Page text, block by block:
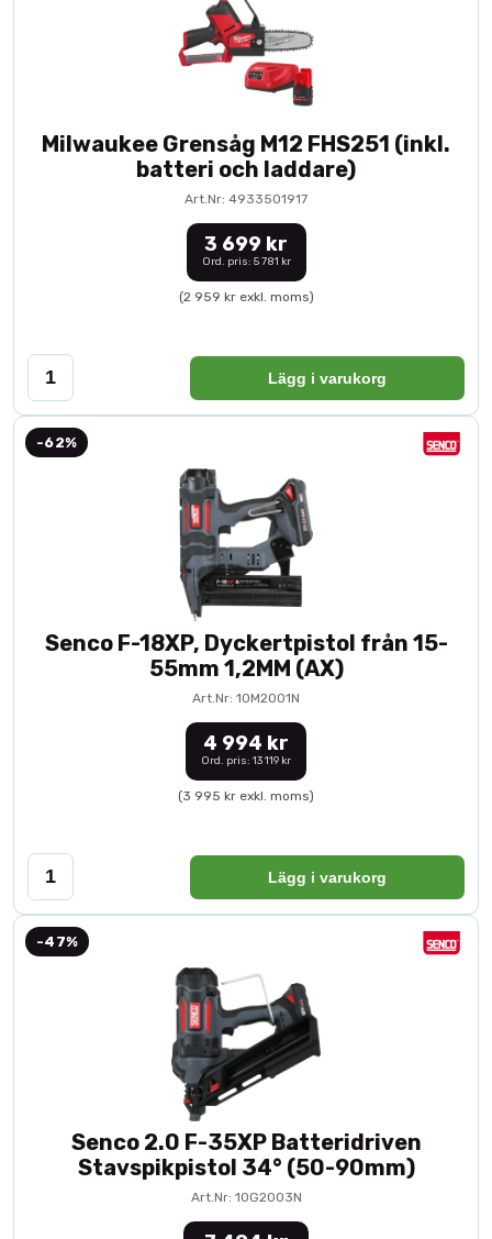
Milwaukee Grensåg M12 FHS251 (inkl.
batteri och laddare)
Art.Nr: 4933501917
3 699 kr
Ord. pris: 5 781 kr
(2 959 kr exkl. moms)
Lägg i varukorg
-62%
Senco F-18XP, Dyckertpistol från 15-
55mm 1,2MM (AX)
Art.Nr: 10M2001N
4 994 kr
Ord. pris: 13 119 kr
(3 995 kr exkl. moms)
Lägg i varukorg
-47%
Senco 2.0 F-35XP Batteridriven
Stavspikpistol 34° (50-90mm)
Art.Nr: 10G2003N